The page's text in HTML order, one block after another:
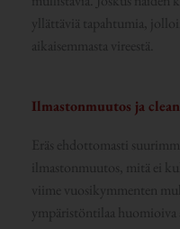
yllättäviä tapahtumia,
aikaisemmasta vireestä.
Ilmastonmuutos ja
Eräs ehdottomasti
ilmastonmuutos, mitä ei
viime vuosikymmenten
ympäristöntilaa huomioiva